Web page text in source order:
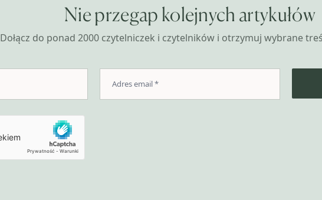
Nie przegap kolejnych artykułów
Dołącz do ponad 2000 czytelniczek i czytelników i otrzymuj wybrane